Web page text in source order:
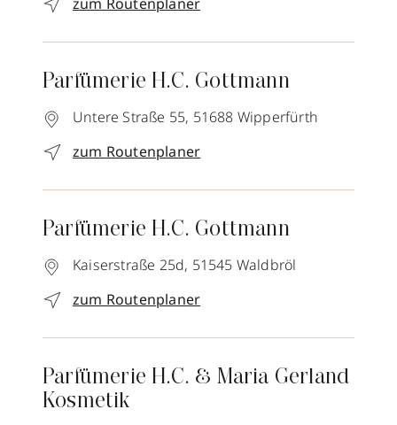
Parfümerie H.C. Gottmann
Untere Straße 55, 51688 Wipperfürth
zum Routenplaner
Parfümerie H.C. Gottmann
Kaiserstraße 25d, 51545 Waldbröl
zum Routenplaner
Parfümerie H.C. & Maria Gerland
Kosmetik